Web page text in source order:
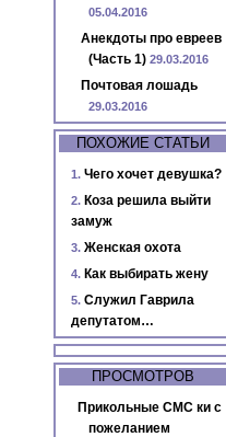
05.04.2016
Анекдоты про евреев
(Часть 1) 29.03.2016
Почтовая лошадь
29.03.2016
ПОХОЖИЕ СТАТЬИ
Чего хочет девушка?
Коза решила выйти
замуж
Женская охота
Как выбирать жену
Служил Гаврила
депутатом…
ПРОСМОТРОВ
Прикольные СМС ки с
пожеланием